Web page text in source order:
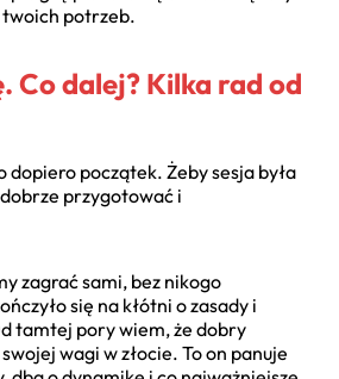
twoich potrzeb.
Co dalej? Kilka rad od
dopiero początek. Żeby sesja była
przygotować i
zagrać sami, bez nikogo
się na kłótni o zasady i
tamtej pory wiem, że dobry
wagi w złocie. To on panuje